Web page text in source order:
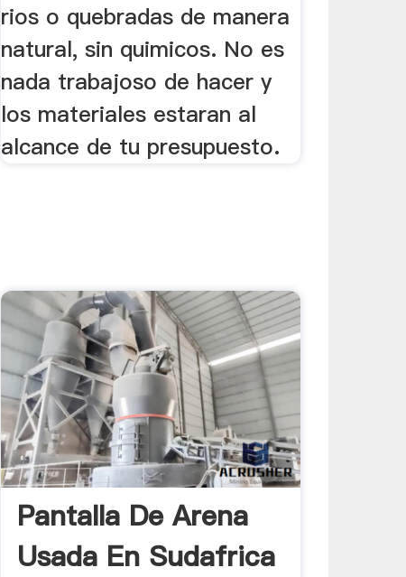
rios o quebradas de manera
natural, sin quimicos. No es
nada trabajoso de hacer y
los materiales estaran al
alcance de tu presupuesto.
Pantalla De Arena
Usada En Sudafrica